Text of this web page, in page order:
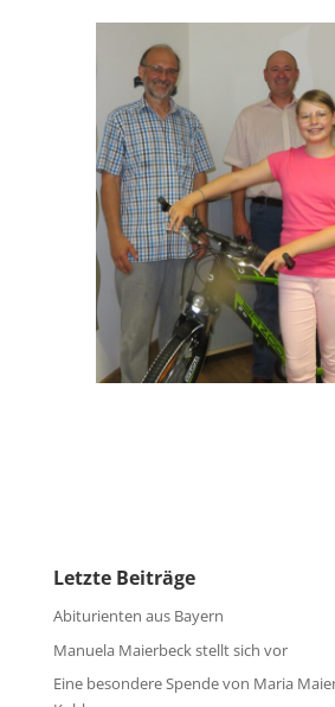
Letzte Beiträge
Abiturienten aus Bayern
Manuela Maierbeck stellt sich vor
Eine besondere Spende von Maria